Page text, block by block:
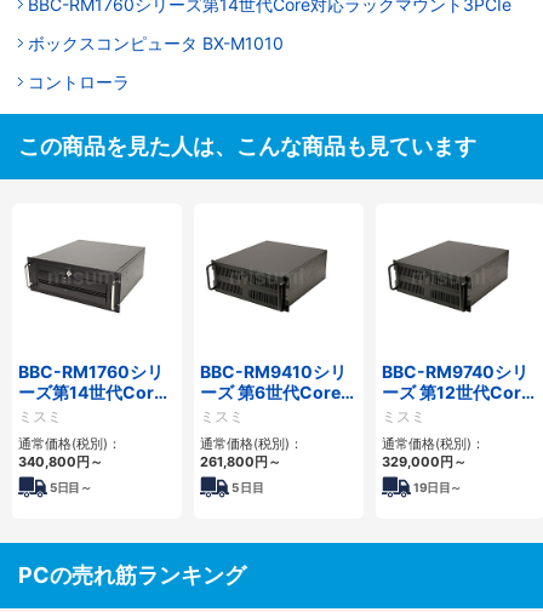
ボックスコンピュータ BX-M1010
コントローラ
この商品を見た人は、こんな商品も見ています
BBC-RM1760シリ
ーズ第14世代Core
対応ラックマウント
3PCIe
ミスミ
通常価格(税別)：
340,800円～
5日目～
BBC-RM9410シリ
ーズ 第6世代Core対
応ラックマウント
FAPC 3PCI・3PCIe
ミスミ
通常価格(税別)：
261,800円～
5日目
BBC-RM9740シリ
ーズ 第12世代Core
対応ラックマウント
FAPC4PCI・3PCIe
ミスミ
通常価格(税別)：
329,000円～
19日目～
PCの売れ筋ランキング